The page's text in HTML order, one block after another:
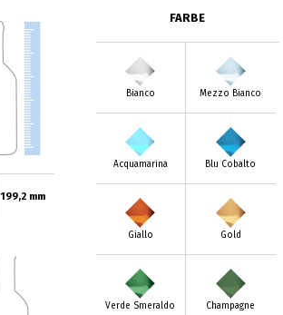
199,2 mm
FARBE
Bianco Mezzo Bianco
Acquamarina Blu Cobalto
Giallo Gold
Verde Smeraldo Champagne